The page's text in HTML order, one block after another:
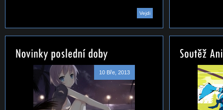
Vejdi
10 Bře, 2013